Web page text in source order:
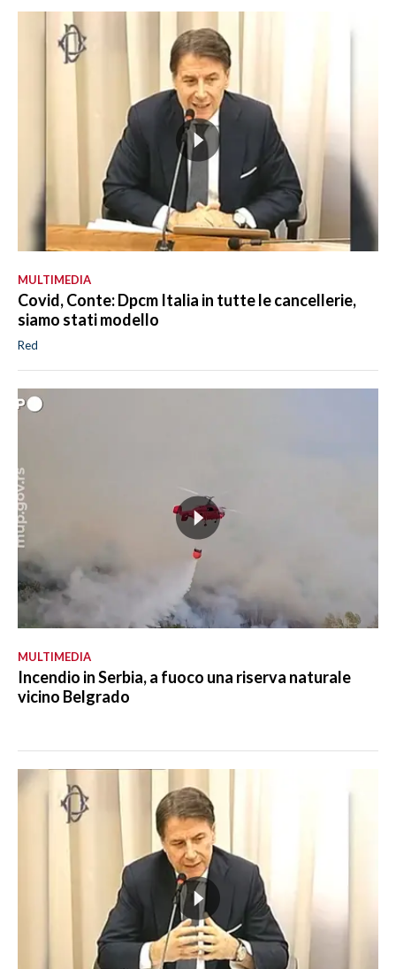
MULTIMEDIA
Covid, Conte: Dpcm Italia in tutte le cancellerie,
siamo stati modello
Red
MULTIMEDIA
Incendio in Serbia, a fuoco una riserva naturale
vicino Belgrado